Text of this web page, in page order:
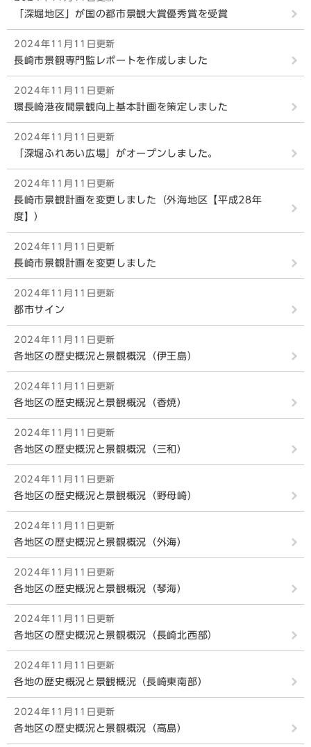
「深堀地区」が国の都市景観大賞優秀賞を受賞
2024年11月11日更新
長崎市景観専門監レポートを作成しました
2024年11月11日更新
環長崎港夜間景観向上基本計画を策定しました
2024年11月11日更新
「深堀ふれあい広場」がオープンしました。
2024年11月11日更新
長崎市景観計画を変更しました（外海地区【平成28年
度】）
2024年11月11日更新
長崎市景観計画を変更しました
2024年11月11日更新
都市サイン
2024年11月11日更新
各地区の歴史概況と景観概況（伊王島）
2024年11月11日更新
各地区の歴史概況と景観概況（香焼）
2024年11月11日更新
各地区の歴史概況と景観概況（三和）
2024年11月11日更新
各地区の歴史概況と景観概況（野母崎）
2024年11月11日更新
各地区の歴史概況と景観概況（外海）
2024年11月11日更新
各地区の歴史概況と景観概況（琴海）
2024年11月11日更新
各地区の歴史概況と景観概況（長崎北西部）
2024年11月11日更新
各地の歴史概況と景観概況（長崎東南部）
2024年11月11日更新
各地区の歴史概況と景観概況（高島）